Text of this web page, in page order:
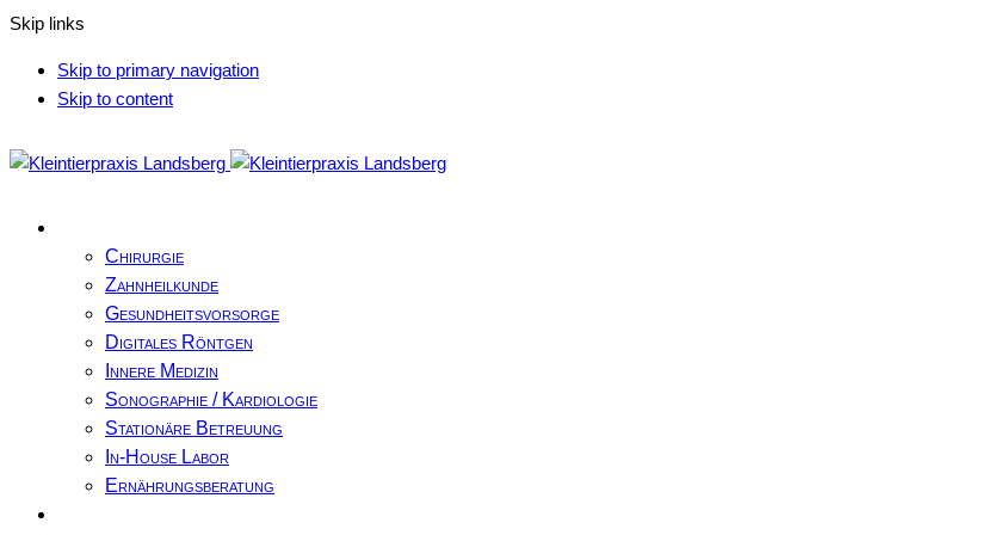
Skip links
Skip to primary navigation
Skip to content
Chirurgie
Zahnheilkunde
Gesundheitsvorsorge
Digitales Röntgen
Innere Medizin
Sonographie / Kardiologie
Stationäre Betreuung
In-House Labor
Ernährungsberatung